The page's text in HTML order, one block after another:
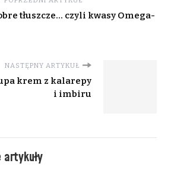
tłuszcze… czyli kwasy Omega-
NASTĘPNY ARTYKUŁ
krem z kalarepy
i imbiru
artykuły